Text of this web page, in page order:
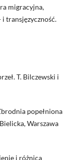
migracyjna,
transjęzyczność.
T. Bilczewski i
popełniona
Warszawa
i różnica